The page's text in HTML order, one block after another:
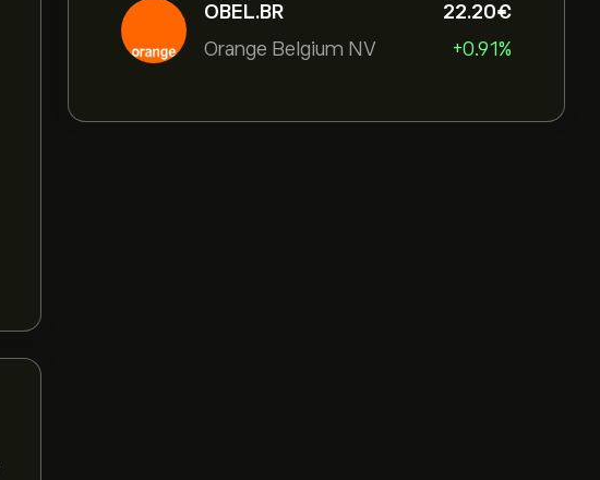
OBEL.BR
Orange Belgium NV
22.20‎€‎
+0.91%